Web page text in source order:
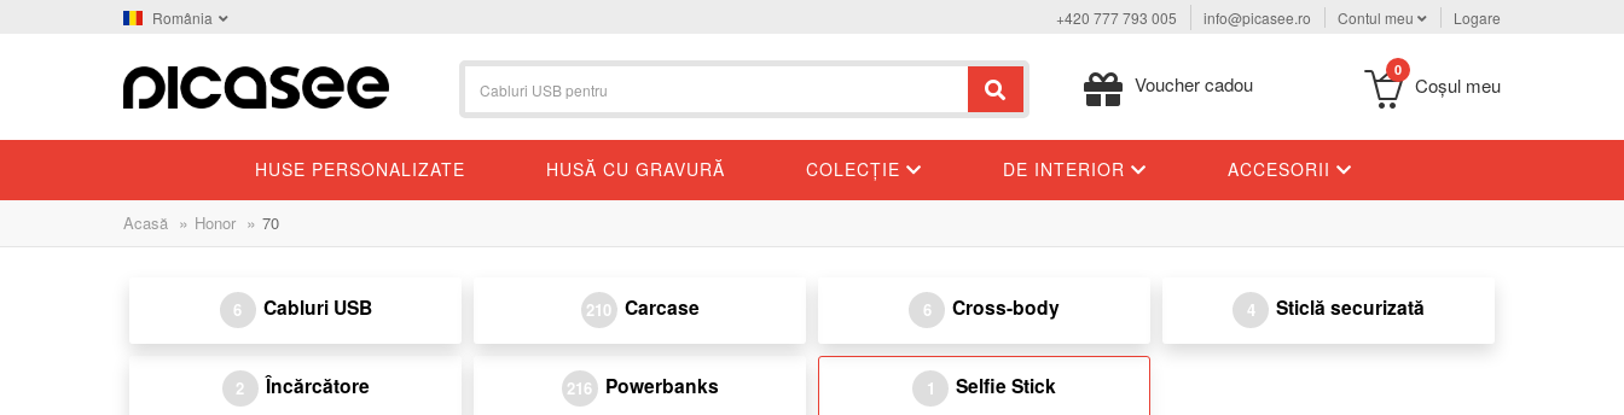
România +420 777 793 005 info@picasee.ro Contul meu Logare
Voucher cadou
0
Coşul meu
HUSE PERSONALIZATE HUSĂ CU GRAVURĂ COLECȚIE DE INTERIOR ACCESORII
Acasă » Honor » 70
6 Cabluri USB 210 Carcase 6 Cross-body 4 Sticlă securizată
2 Încărcătore 216 Powerbanks 1 Selfie Stick